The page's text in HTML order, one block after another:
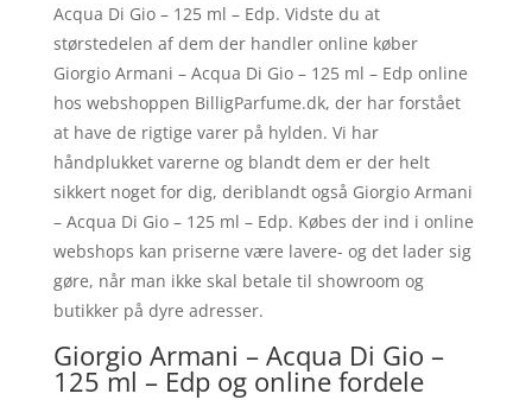
Acqua Di Gio – 125 ml – Edp. Vidste du at
størstedelen af dem der handler online køber
Giorgio Armani – Acqua Di Gio – 125 ml – Edp online
hos webshoppen BilligParfume.dk, der har forstået
at have de rigtige varer på hylden. Vi har
håndplukket varerne og blandt dem er der helt
sikkert noget for dig, deriblandt også Giorgio Armani
– Acqua Di Gio – 125 ml – Edp. Købes der ind i online
webshops kan priserne være lavere- og det lader sig
gøre, når man ikke skal betale til showroom og
butikker på dyre adresser.
Giorgio Armani – Acqua Di Gio –
125 ml – Edp og online fordele